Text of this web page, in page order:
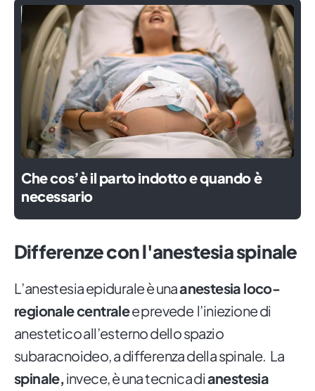
Che cos’è il parto indotto e quando è
necessario
Differenze con l'anestesia spinale
L’anestesia epidurale è unaanestesia loco-
regionale centralee prevede l’iniezione di
anestetico all’esterno dello spazio
subaracnoideo, a differenza della spinale. La
spinale, invece, è una tecnica dianestesia